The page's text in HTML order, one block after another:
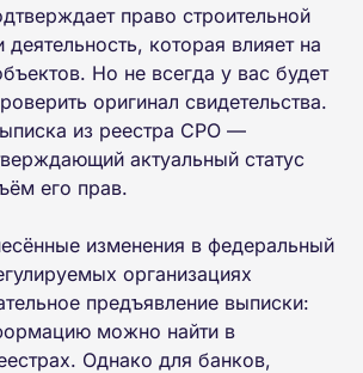
право строительной
деятельность, которая влияет на
Но не всегда у вас будет
оригинал свидетельства.
из реестра СРО —
актуальный статус
его прав.
изменения в федеральный
организациях
предъявление выписки:
можно найти в
Однако для банков,